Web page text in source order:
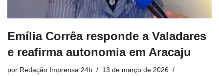
Emília Corrêa responde a Valadares
e reafirma autonomia em Aracaju
por Redação Imprensa 24h
13 de março de 2026